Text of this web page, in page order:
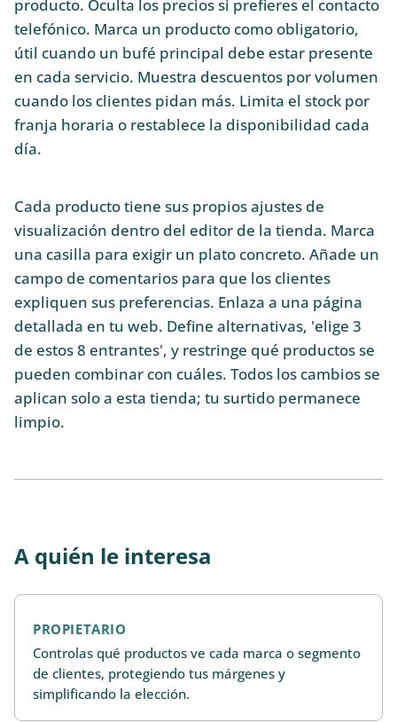
producto. Oculta los precios si prefieres el contacto
telefónico. Marca un producto como obligatorio,
útil cuando un bufé principal debe estar presente
en cada servicio. Muestra descuentos por volumen
cuando los clientes pidan más. Limita el stock por
franja horaria o restablece la disponibilidad cada
día.
Cada producto tiene sus propios ajustes de
visualización dentro del editor de la tienda. Marca
una casilla para exigir un plato concreto. Añade un
campo de comentarios para que los clientes
expliquen sus preferencias. Enlaza a una página
detallada en tu web. Define alternativas, 'elige 3
de estos 8 entrantes', y restringe qué productos se
pueden combinar con cuáles. Todos los cambios se
aplican solo a esta tienda; tu surtido permanece
limpio.
A quién le interesa
PROPIETARIO
Controlas qué productos ve cada marca o segmento
de clientes, protegiendo tus márgenes y
simplificando la elección.